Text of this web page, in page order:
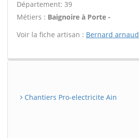
Département: 39
Métiers : Baignoire à Porte -
Voir la fiche artisan : Bernard arnaud
Chantiers Pro-electricite Ain